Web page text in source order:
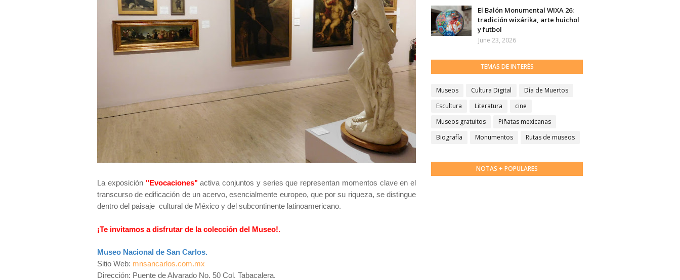
La exposición "Evocaciones"activa conjuntos y series que representan momentos clave en el
transcurso de edificación de un acervo, esencialmente europeo, que por su riqueza, se distingue
dentro del paisaje cultural de México y del subcontinente latinoamericano.
¡Te invitamos a disfrutar de la colección del Museo!.
Museo Nacional de San Carlos.
Sitio Web: mnsancarlos.com.mx
Dirección: Puente de Alvarado No. 50 Col. Tabacalera.
El Balón Monumental WIXA 26:
tradición wixárika, arte huichol
y futbol
June 23, 2026
TEMAS DE INTERÉS
Museos Cultura Digital
Día de Muertos
Escultura
Literatura
cine
Museos gratuitos
Piñatas mexicanas
Biografía
Monumentos Rutas de museos
NOTAS + POPULARES